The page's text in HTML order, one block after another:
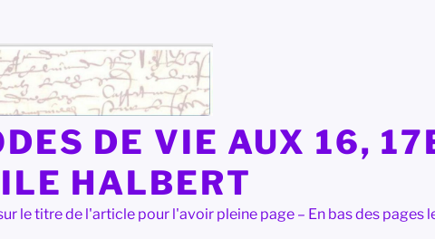
DE VIE AUX 16,
HALBERT
le titre de l'article pour l'avoir pleine page – En bas des